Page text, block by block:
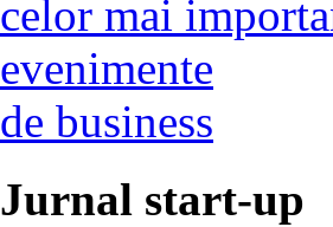
celor mai
evenimente
de business
Jurnal start-up